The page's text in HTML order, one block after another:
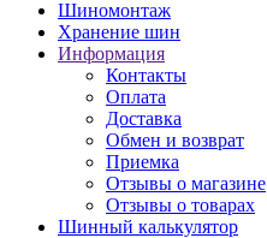
Шиномонтаж
Хранение шин
Информация
Контакты
Оплата
Доставка
Обмен и возврат
Приемка
Отзывы о магазине
Отзывы о товарах
Шинный калькулятор